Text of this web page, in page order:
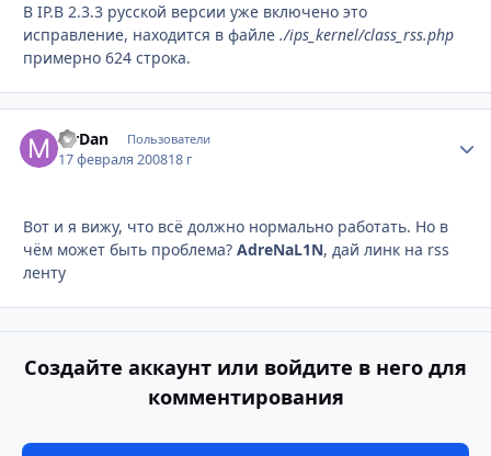
В IP.B 2.3.3 русской версии уже включено это
исправление, находится в файле ./ips_kernel/class_rss.php
примерно 624 строка.
MrDan Пользователи
17 февраля 200818 г
Вот и я вижу, что всё должно нормально работать. Но в
чём может быть проблема? AdreNaL1N, дай линк на rss
ленту
Создайте аккаунт или войдите в него для
комментирования